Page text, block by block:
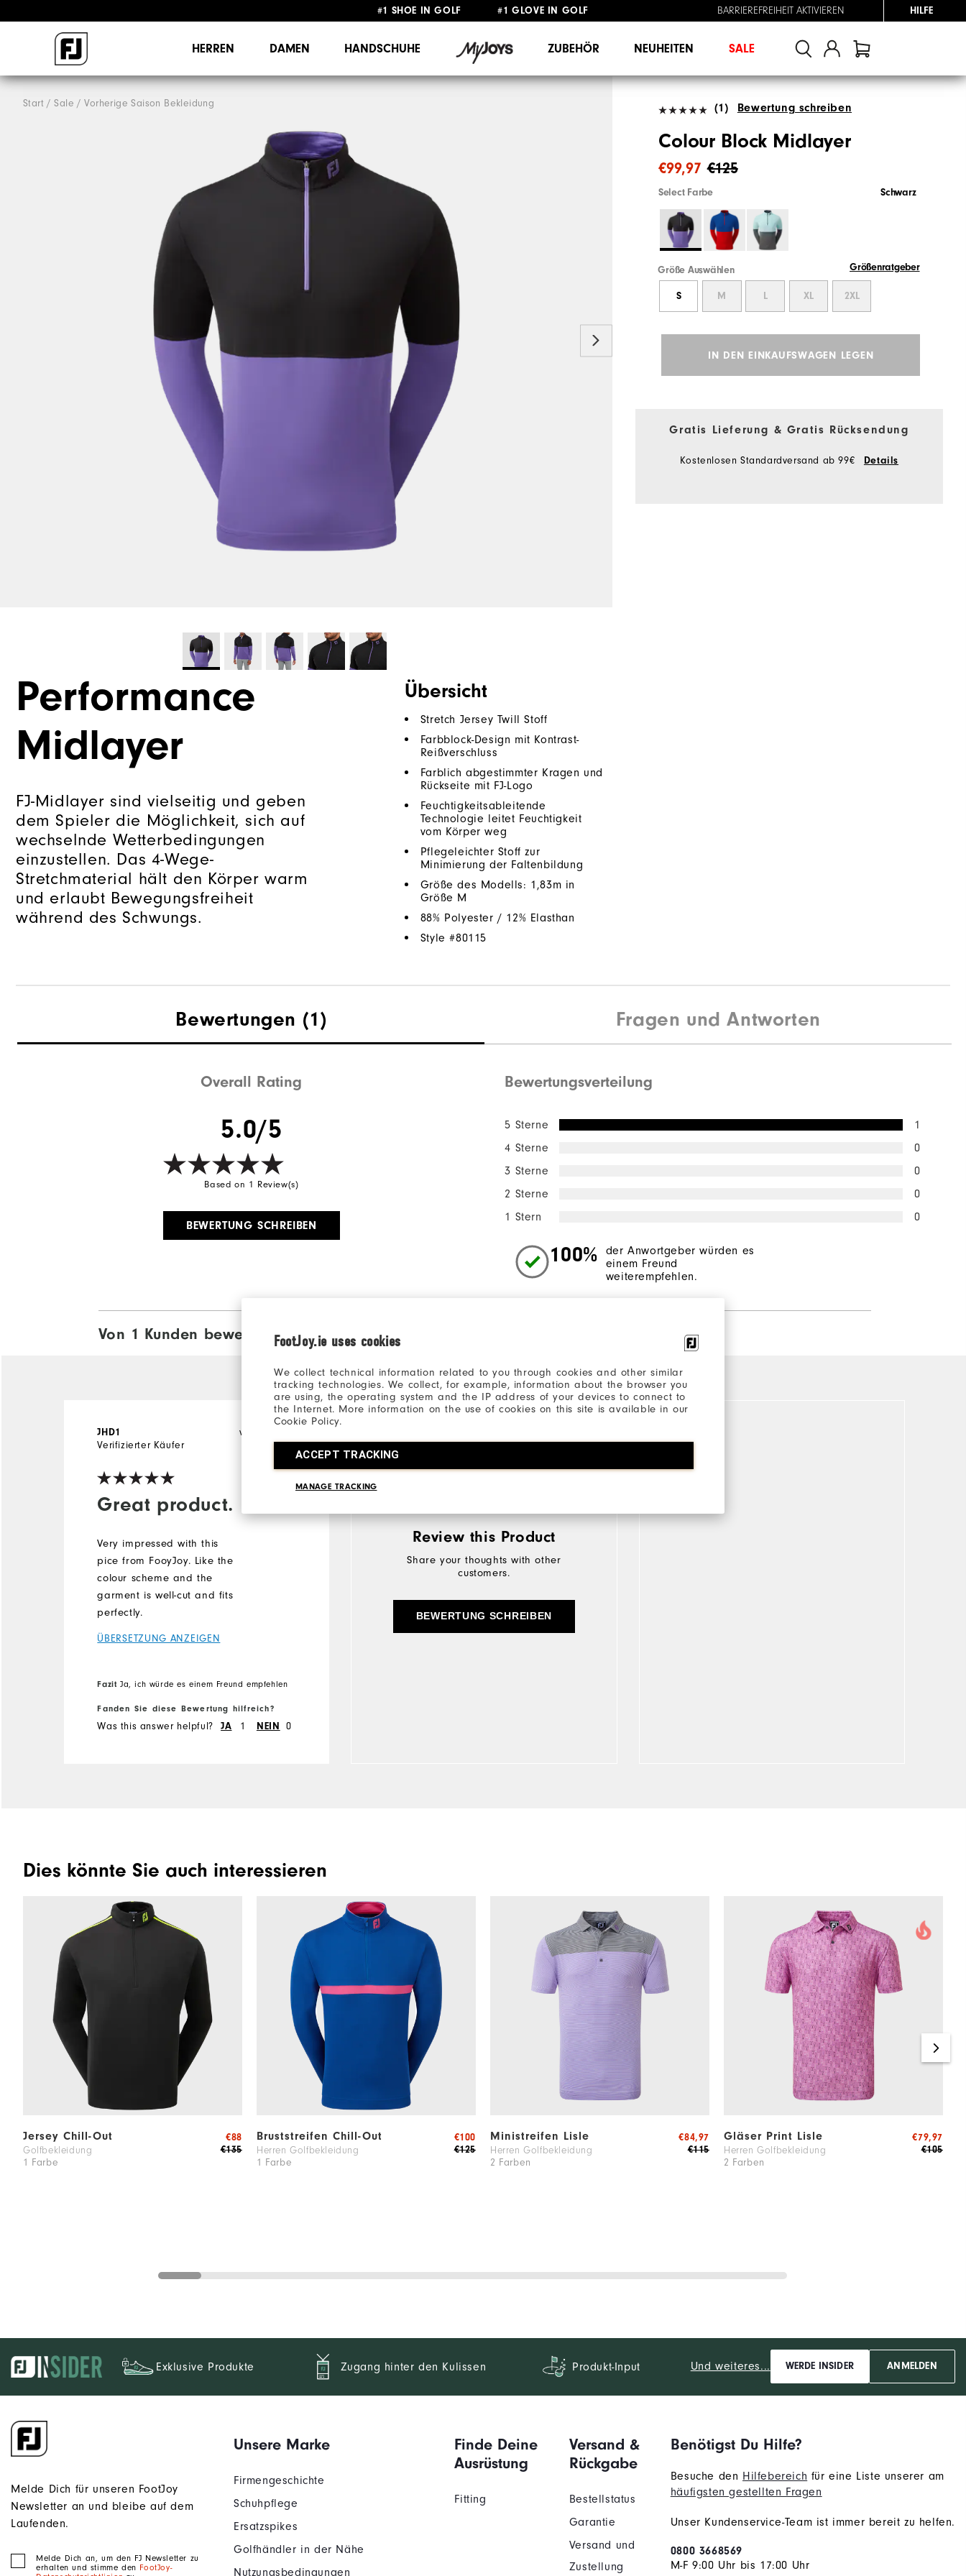
FootJoy.ie uses cookies
We collect technical information related to you through cookies and other similar
tracking technologies. We collect, for example, information about the browser you
are using, the operating system and the IP address of your devices to connect to
the Internet. More information on the use of cookies on this site is available in our
Cookie Policy.
ACCEPT TRACKING
MANAGE TRACKING
#1 SHOE IN GOLF #1 GLOVE IN GOLF
BARRIEREFREIHEIT AKTIVIEREN HILFE
HERREN DAMEN HANDSCHUHE ZUBEHÖR NEUHEITEN SALE
Start Sale Vorherige Saison Bekleidung (1) Bewertung schreiben
Colour Block Midlayer
€125
€99,97
Select Farbe Schwarz
Größe Auswählen Größenratgeber
S M L XL 2XL
IN DEN EINKAUFSWAGEN LEGEN
Gratis Lieferung & Gratis Rücksendung
Kostenlosen Standardversand ab 99€ Details
Performance
Midlayer
FJ-Midlayer sind vielseitig und geben
dem Spieler die Möglichkeit, sich auf
wechselnde Wetterbedingungen
einzustellen. Das 4-Wege-
Stretchmaterial hält den Körper warm
und erlaubt Bewegungsfreiheit
während des Schwungs.
Übersicht
Stretch Jersey Twill Stoff
Farbblock-Design mit Kontrast-
Reißverschluss
Farblich abgestimmter Kragen und
Rückseite mit FJ-Logo
Feuchtigkeitsableitende
Technologie leitet Feuchtigkeit
vom Körper weg
Pflegeleichter Stoff zur
Minimierung der Faltenbildung
Größe des Modells: 1,83m in
Größe M
88% Polyester / 12% Elasthan
Style #80115
Bewertungen (1) Fragen und Antworten
Overall Rating
5.0/5
Based on 1 Review(s)
BEWERTUNG SCHREIBEN
Bewertungsverteilung
5 Sterne
1
4 Sterne
0
3 Sterne
0
2 Sterne
0
1 Stern
0
100%
der Anwortgeber würden es
einem Freund
weiterempfehlen.
Von 1 Kunden bewertet View All
Great product.
vor 3 Jahren
JHD1
Verifizierter Käufer
Very impressed with this
pice from FooyJoy. Like the
colour scheme and the
garment is well-cut and fits
perfectly.
ÜBERSETZUNG ANZEIGEN
Fazit Ja, ich würde es einem Freund empfehlen
Fanden Sie diese Bewertung hilfreich?
Was this answer helpful? JA 1 NEIN 0
Review this Product
Share your thoughts with other
customers.
BEWERTUNG SCHREIBEN
Dies könnte Sie auch interessieren
Jersey Chill-Out
Golfbekleidung
1 Farbe
€135
€88 Bruststreifen Chill-Out
Herren Golfbekleidung
1 Farbe
€125
€100 Ministreifen Lisle
Herren Golfbekleidung
2 Farben
€115
€84,97 Gläser Print Lisle
Herren Golfbekleidung
2 Farben
€105
€79,97
Exklusive Produkte Zugang hinter den Kulissen Produkt-Input Und weiteres... WERDE INSIDER ANMELDEN
Melde Dich für unseren FootJoy
Newsletter an und bleibe auf dem
Laufenden.
Melde Dich an, um den FJ Newsletter zu
erhalten und stimme den FootJoy-
Unsere Marke
Firmengeschichte
Schuhpflege
Ersatzspikes
Golfhändler in der Nähe
Nutzungsbedingungen
Finde Deine
Ausrüstung
Fitting
Versand &
Rückgabe
Bestellstatus
Garantie
Versand und
Zustellung
Benötigst Du Hilfe?
Besuche den Hilfebereich für eine Liste unserer am
häufigsten gestellten Fragen
Unser Kundenservice-Team ist immer bereit zu helfen.
0800 3668569
M-F 9:00 Uhr bis 17:00 Uhr